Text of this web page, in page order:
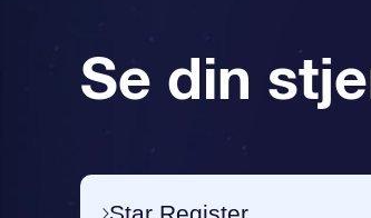
Se din
Star Register